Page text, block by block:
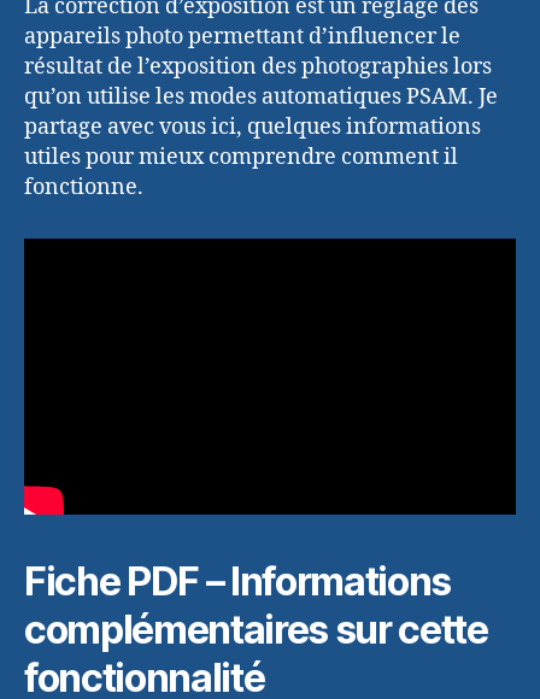
La correction d’exposition est un réglage des
appareils photo permettant d’influencer le
résultat de l’exposition des photographies lors
qu’on utilise les modes automatiques PSAM. Je
partage avec vous ici, quelques informations
utiles pour mieux comprendre comment il
fonctionne.
Fiche PDF – Informations
complémentaires sur cette
fonctionnalité